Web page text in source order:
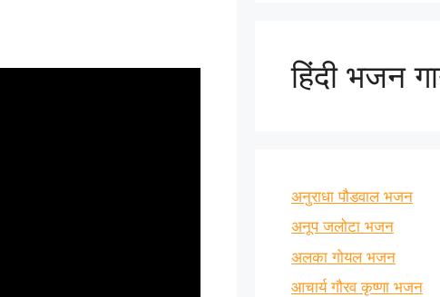
हिंदी भजन
अनुराधा पौडवाल भजन
अनूप जलोटा भजन
अलका गोयल भजन
आचार्य गौरव कृष्णा भजन